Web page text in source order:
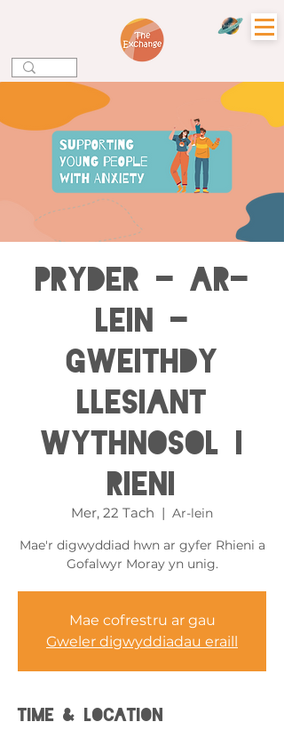
Pryder - Ar-
lein -
Gweithdy
Llesiant
Wythnosol i
Rieni
Mer, 22 Tach
  |
Ar-lein
Mae'r digwyddiad hwn ar gyfer Rhieni a
Gofalwyr Moray yn unig.
Mae cofrestru ar gau
Gweler digwyddiadau eraill
Time & Location